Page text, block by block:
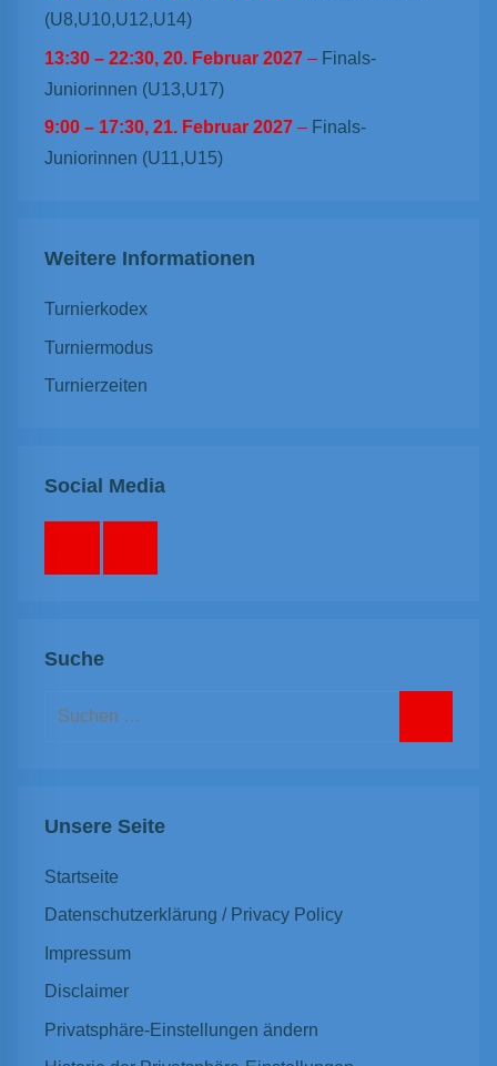
(U8,U10,U12,U14)
13:30 – 22:30, 20. Februar 2027 – Finals-
Juniorinnen (U13,U17)
9:00 – 17:30, 21. Februar 2027 – Finals-
Juniorinnen (U11,U15)
Weitere Informationen
Turnierkodex
Turniermodus
Turnierzeiten
Social Media
Suche
Suchen
Unsere Seite
Startseite
Datenschutzerklärung / Privacy Policy
Impressum
Disclaimer
Privatsphäre-Einstellungen ändern